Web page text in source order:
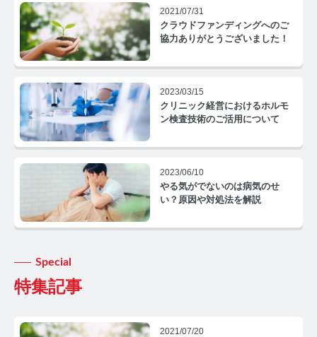
コルチゾールコラム TOP
PMS
PMSコラム TOP
更年期
更年期コラム TOP
ネコの健康コラム TOP
【薄毛リスクチェック】毛髪ホルモン量測定キットの
ご紹介
介
2021/07/31
クラウドファンディングへのご
協力ありがとうございました！
2023/03/15
クリニック経営におけるホルモ
ン検査技術のご活用について
2023/06/10
やる気がでないのは病気のせ
い？原因や対処法を解説
特集記事
Special
2021/07/20